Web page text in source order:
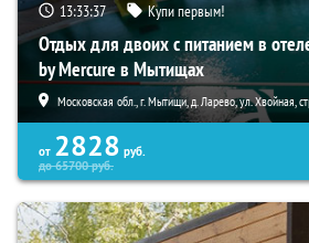
13:33:35 Купи первым!
Отдых для двоих с питанием в
by Mercure в Мытищах
Московская обл., г. Мытищи, д. Ларево, ул. Хвойная,
от 2828 руб.
до65700руб.